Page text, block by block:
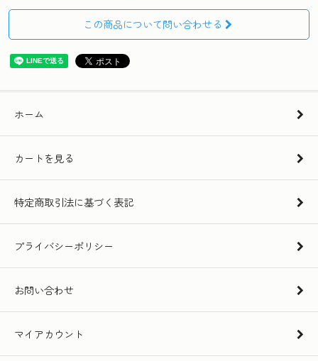
この商品について問い合わせる
ホーム
カートを見る
特定商取引法に基づく表記
プライバシーポリシー
お問い合わせ
マイアカウント